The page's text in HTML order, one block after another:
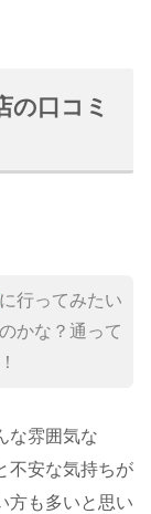
の口コミ
行ってみたい
かな？通って
な雰囲気な
不安な気持ちが
方も多いと思い